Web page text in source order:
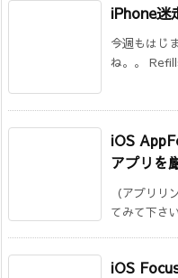
iPhone迷
今週もはじ
ね。。
iOS
アプリを
（アプリ
てみて下さ
iOS